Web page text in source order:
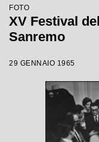
FOTO
XV Festival
Sanremo
29 GENNAIO 1965